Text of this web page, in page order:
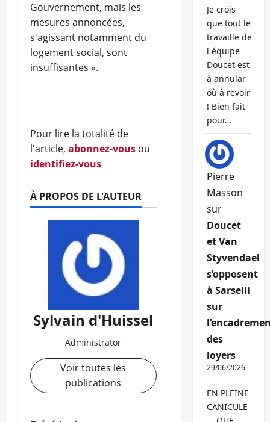
Gouvernement, mais les
mesures annoncées,
s'agissant notamment du
logement social, sont
insuffisantes ».
Pour lire la totalité de
l'article, abonnez-vous ou
identifiez-vous
À PROPOS DE L'AUTEUR
Sylvain d'Huissel
Administrator
Voir toutes les
publications
Je crois
que tout le
travaille de
l équipe
Doucet est
à annular
où à revoir
! Bien fait
pour…
Pierre
Masson
sur
Doucet
et Van
Styvendael
s’opposent
à Sarselli
sur
des
loyers
29/06/2026
EN PLEINE
CANICULE